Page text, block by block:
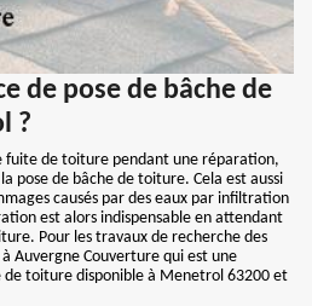
de pose de bâche de
?
fuite de toiture pendant une réparation,
pose de bâche de toiture. Cela est aussi
causés par des eaux par infiltration
est alors indispensable en attendant
Pour les travaux de recherche des
Auvergne Couverture qui est une
de toiture disponible à Menetrol 63200 et